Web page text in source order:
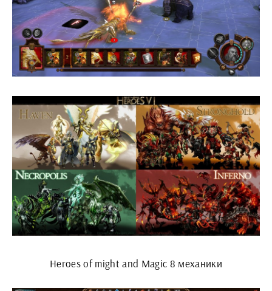
Heroes of might and Magic 8 механики